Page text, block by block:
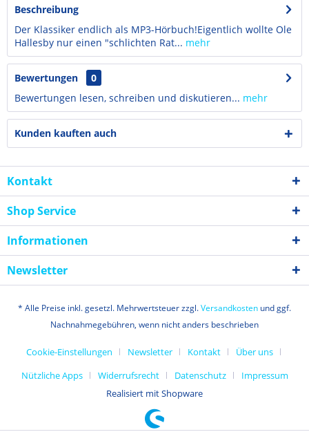
Beschreibung
Der Klassiker endlich als MP3-Hörbuch!Eigentlich wollte Ole
Hallesby nur einen "schlichten Rat... mehr
Bewertungen
0
Bewertungen lesen, schreiben und diskutieren... mehr
Kunden kauften auch
Kontakt
Shop Service
Informationen
Newsletter
* Alle Preise inkl. gesetzl. Mehrwertsteuer zzgl.Versandkosten und ggf.
Nachnahmegebühren, wenn nicht anders beschrieben
Cookie-Einstellungen Newsletter Kontakt
Über uns
Nützliche Apps
Widerrufsrecht Datenschutz
Impressum
Realisiert mit Shopware